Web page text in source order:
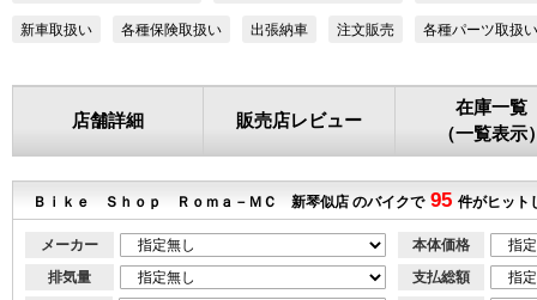
新車取扱い 各種保険取扱い 出張納車 注文販売 各種パーツ取扱い
店舗詳細 販売店レビュー
在庫一覧
（一覧表示
Ｂｉｋｅ Ｓｈｏｐ Ｒｏｍａ－ＭＣ 新琴似店 のバイクで 95 件がヒット
メーカー
排気量
本体価格
支払総額